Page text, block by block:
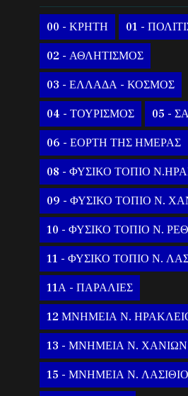
00 - ΚΡΗΤΗ 01 -
02 - ΑΘΛΗΤΙΣΜΟΣ
03 - ΕΛΛΑΔΑ - ΚΟΣΜΟΣ
04 - ΤΟΥΡΙΣΜΟΣ 05 -
06 - ΕΟΡΤΗ ΤΗΣ ΗΜΕΡΑΣ
08 - ΦΥΣΙΚΟ ΤΟΠΙΟ
09 - ΦΥΣΙΚΟ ΤΟΠΙΟ Ν.
10 - ΦΥΣΙΚΟ ΤΟΠΙΟ Ν.
11 - ΦΥΣΙΚΟ ΤΟΠΙΟ Ν.
11Α - ΠΑΡΑΛΙΕΣ
12 ΜΝΗΜΕΙΑ Ν.
13 - ΜΝΗΜΕΙΑ Ν. ΧΑΝΙΩΝ
15 - ΜΝΗΜΕΙΑ Ν.